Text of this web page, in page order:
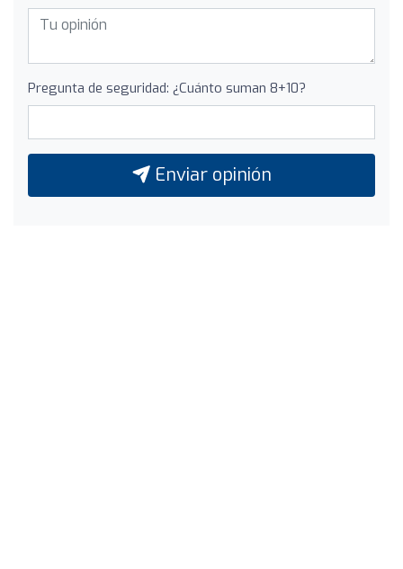
Pregunta de seguridad: ¿Cuánto suman 8+10?
Enviar opinión